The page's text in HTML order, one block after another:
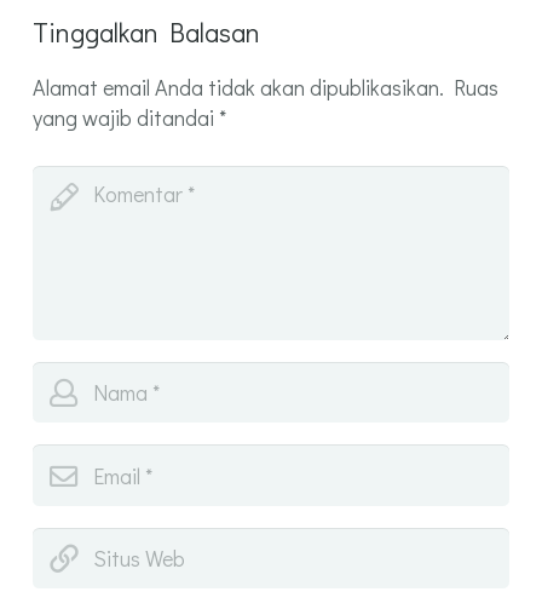
Tinggalkan Balasan
Alamat email Anda tidak akan dipublikasikan. Ruas
yang wajib ditandai *